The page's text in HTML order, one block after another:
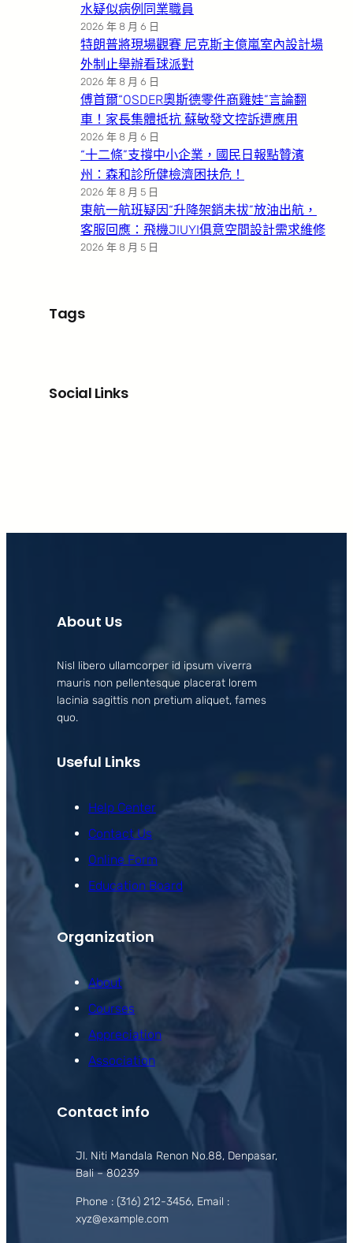
水疑似病例同業職員
2026 年 8 月 6 日
特朗普將現場觀賽 尼克斯主億嵐室內設計場
外制止舉辦看球派對
2026 年 8 月 6 日
傅首爾“OSDER奧斯德零件商雞娃”言論翻
車！家長集體抵抗 蘇敏發文控訴遭應用
2026 年 8 月 6 日
“十二條”支撐中小企業，國民日報點贊濱
州：森和診所健檢濟困扶危！
2026 年 8 月 5 日
東航一航班疑因“升降架銷未拔”放油出航，
客服回應：飛機JIUYI俱意空間設計需求維修
2026 年 8 月 5 日
Tags
Social Links
About Us
Nisl libero ullamcorper id ipsum viverra
mauris non pellentesque placerat lorem
lacinia sagittis non pretium aliquet, fames
quo.
Useful Links
Help Center
Contact Us
Online Form
Education Board
Organization
About
Courses
Appreciation
Association
Contact info
Jl. Niti Mandala Renon No.88, Denpasar,
Bali – 80239
Phone : (316) 212-3456, Email :
xyz@example.com